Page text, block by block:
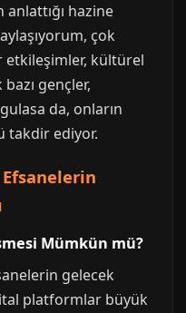
hazine
çok
etkileşimler, kültürel
gençler,
da, onların
takdir ediyor.
Mümkün mü?
gelecek
platformlar büyük